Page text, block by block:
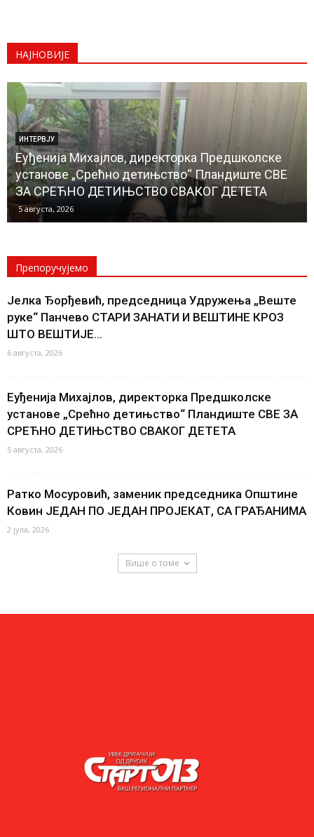
НАЈНОВИЈЕ
ИНТЕРВЈУ
Еуђенија Михајлов, директорка Предшколске
установе „Срећно детињство“ Пландиште СВЕ
ЗА СРЕЋНО ДЕТИЊСТВО СВАКОГ ДЕТЕТА
5 августа, 2026
Препоручујемо
Јелка Ђорђевић, председница Удружења „Веште
руке“ Панчево СТАРИ ЗАНАТИ И ВЕШТИНЕ КРОЗ
ШТО ВЕШТИЈЕ...
6 августа, 2026
Еуђенија Михајлов, директорка Предшколске
установе „Срећно детињство“ Пландиште СВЕ ЗА
СРЕЋНО ДЕТИЊСТВО СВАКОГ ДЕТЕТА
5 августа, 2026
Ратко Мосуровић, заменик председника Општине
Ковин ЈЕДАН ПО ЈЕДАН ПРОЈЕКАТ, СА ГРАЂАНИМА
2 јула, 2026
Више о томе